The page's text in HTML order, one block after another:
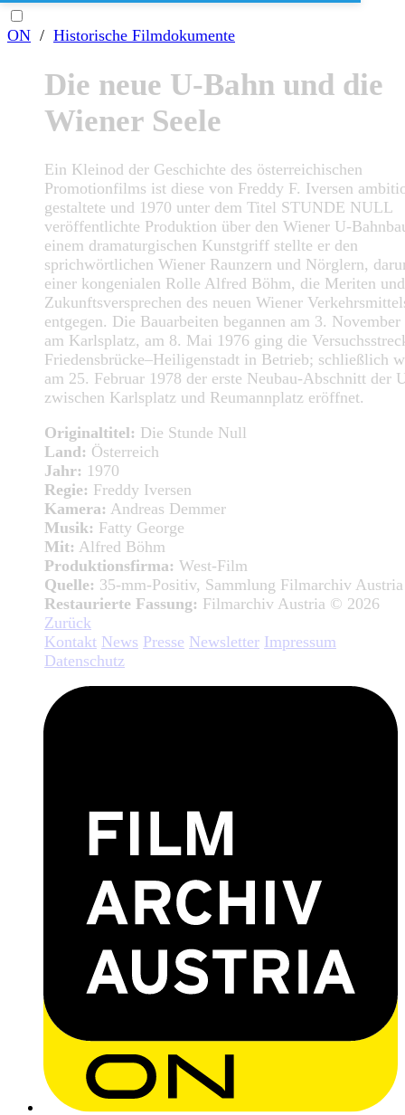
ON / Historische Filmdokumente
Die neue U-Bahn und die
Wiener Seele
Ein Kleinod der Geschichte des österreichischen
Promotionfilms ist diese von Freddy F. Iversen
gestaltete und 1970 unter dem Titel STUNDE NULL
veröffentlichte Produktion über den Wiener U-
einem dramaturgischen Kunstgriff stellte er den
sprichwörtlichen Wiener Raunzern und Nörglern,
einer kongenialen Rolle Alfred Böhm, die Meriten und
Zukunftsversprechen des neuen Wiener
entgegen. Die Bauarbeiten begannen am 3. November
am Karlsplatz, am 8. Mai 1976 ging die
Friedensbrücke–Heiligenstadt in Betrieb; schließlich
am 25. Februar 1978 der erste Neubau-Abschnitt der
zwischen Karlsplatz und Reumannplatz eröffnet.
Originaltitel: Die Stunde Null
Land: Österreich
Jahr: 1970
Regie: Freddy Iversen
Kamera: Andreas Demmer
Musik: Fatty George
Mit: Alfred Böhm
Produktionsfirma: West-Film
Quelle: 35-mm-Positiv, Sammlung Filmarchiv Austria
Restaurierte Fassung: Filmarchiv Austria © 2026
Zurück
Kontakt News Presse Newsletter Impressum
Datenschutz